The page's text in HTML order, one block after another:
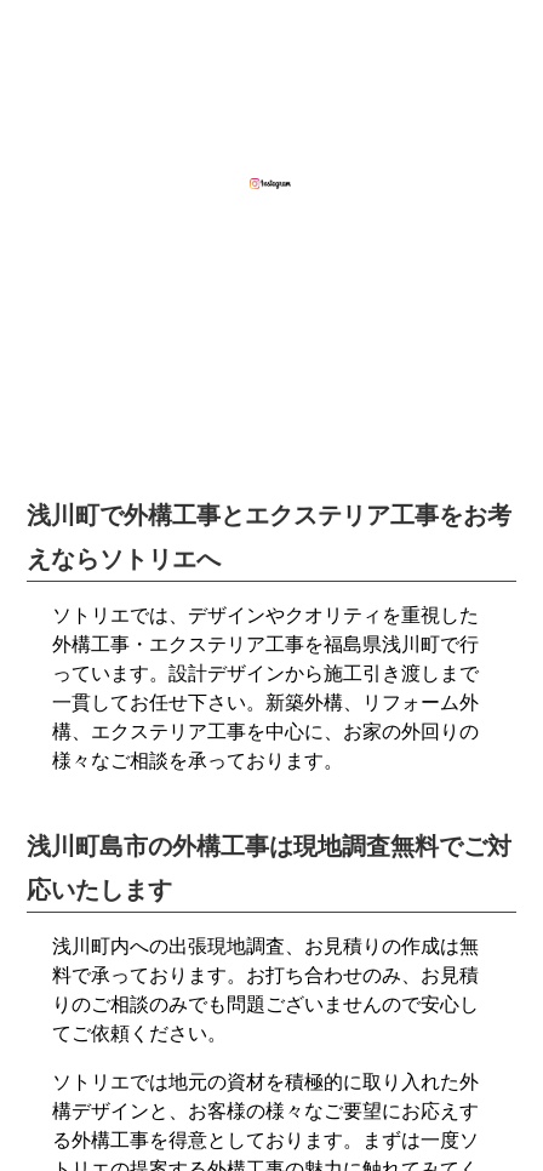
浅川町で外構工事とエクステリア工事をお考
えならソトリエへ
ソトリエでは、デザインやクオリティを重視した
外構工事・エクステリア工事を福島県浅川町で行
っています。設計デザインから施工引き渡しまで
一貫してお任せ下さい。新築外構、リフォーム外
構、エクステリア工事を中心に、お家の外回りの
様々なご相談を承っております。
浅川町島市の外構工事は現地調査無料でご対
応いたします
浅川町内への出張現地調査、お見積りの作成は無
料で承っております。お打ち合わせのみ、お見積
りのご相談のみでも問題ございませんので安心し
てご依頼ください。
ソトリエでは地元の資材を積極的に取り入れた外
構デザインと、お客様の様々なご要望にお応えす
る外構工事を得意としております。まずは一度ソ